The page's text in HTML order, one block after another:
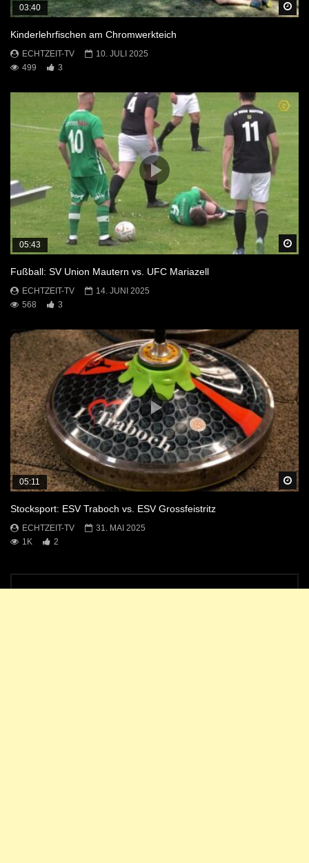
03:40
Kinderlehrfischen am Chromwerkteich
ECHTZEIT-TV
10. JULI 2025
499
3
05:43
Fußball: SV Union Mautern vs. UFC Mariazell
ECHTZEIT-TV
14. JUNI 2025
568
3
05:11
Stocksport: ESV Traboch vs. ESV Grossfeistritz
ECHTZEIT-TV
31. MAI 2025
1K
2